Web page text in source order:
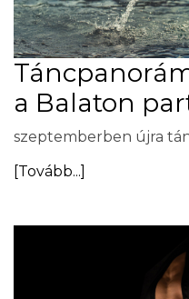
a Balaton
szeptemberben újra
[Tovább...]